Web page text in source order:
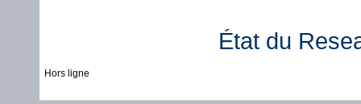
État du
Hors ligne